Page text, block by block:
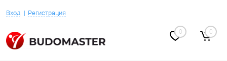
Вход Регистрация
0 0